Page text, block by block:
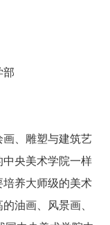
部
、雕塑与建筑艺
中央美术学院一样
养大师级的美术
油画、风景画、